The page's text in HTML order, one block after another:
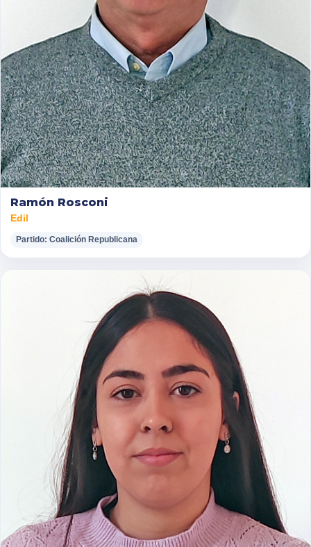
Ramón Rosconi
Edil
Partido: Coalición Republicana